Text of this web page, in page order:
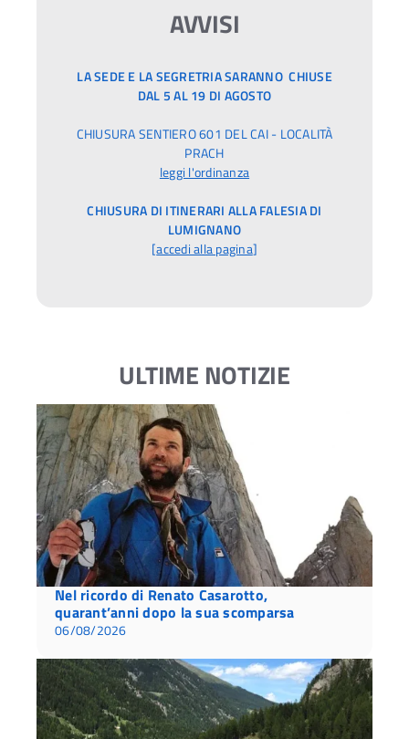
AVVISI
LA SEDE E LA SEGRETRIA SARANNO CHIUSE
DAL 5 AL 19 DI AGOSTO
CHIUSURA SENTIERO 601 DEL CAI - LOCALITÀ
PRACH
leggi l'ordinanza
CHIUSURA DI ITINERARI ALLA FALESIA DI
LUMIGNANO
[accedi alla pagina]
ULTIME NOTIZIE
Nel ricordo di Renato Casarotto,
quarant’anni dopo la sua scomparsa
06/08/2026